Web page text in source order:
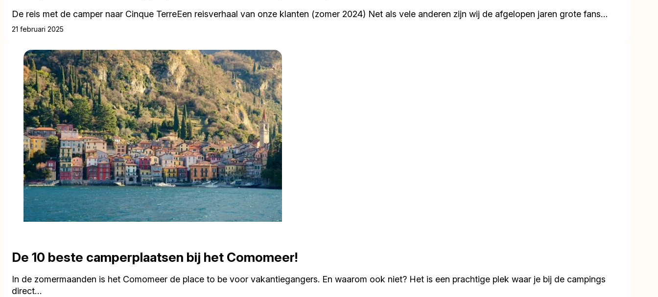
De reis met de camper naar Cinque TerreEen reisverhaal van onze klanten (zomer 2024) Net als vele anderen zijn wij de afgelopen jaren grote fans…
21 februari 2025
De 10 beste camperplaatsen bij het Comomeer!
In de zomermaanden is het Comomeer de place to be voor vakantiegangers. En waarom ook niet? Het is een prachtige plek waar je bij de campings
direct…